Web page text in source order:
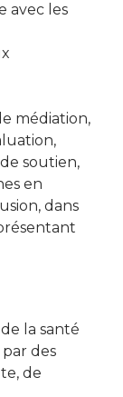
avec les
médiation,
soutien,
en
dans
la santé
des
de